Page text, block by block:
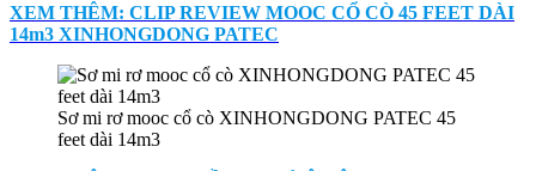
XEM THÊM: CLIP REVIEW MOOC CỔ CÒ 45 FEET DÀI
14m3 XINHONGDONG PATEC
Sơ mi rơ mooc cổ cò XINHONGDONG PATEC 45
feet dài 14m3